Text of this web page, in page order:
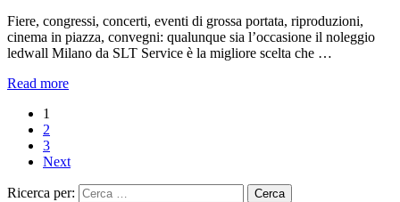
Fiere, congressi, concerti, eventi di grossa portata, riproduzioni,
cinema in piazza, convegni: qualunque sia l’occasione il noleggio
ledwall Milano da SLT Service è la migliore scelta che …
Read more
1
2
3
Next
Ricerca per: